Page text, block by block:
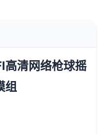
清网络枪球摇
组